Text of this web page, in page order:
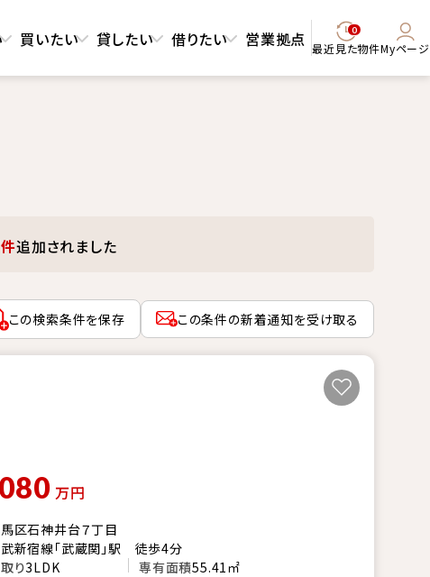
買いたい 貸したい 借りたい 営業拠点 0
最近見た物件Myページ
件追加されました
この検索条件を保存 この条件の新着通知を受け取る
万円
区石神井台７丁目
新宿線「武蔵関」駅 徒歩4分
り3LDK 専有面積55.41㎡